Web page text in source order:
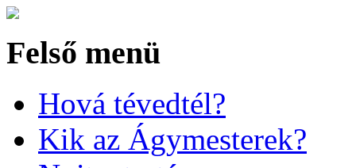
Felső menü
Hová tévedtél?
Kik az Ágymesterek?